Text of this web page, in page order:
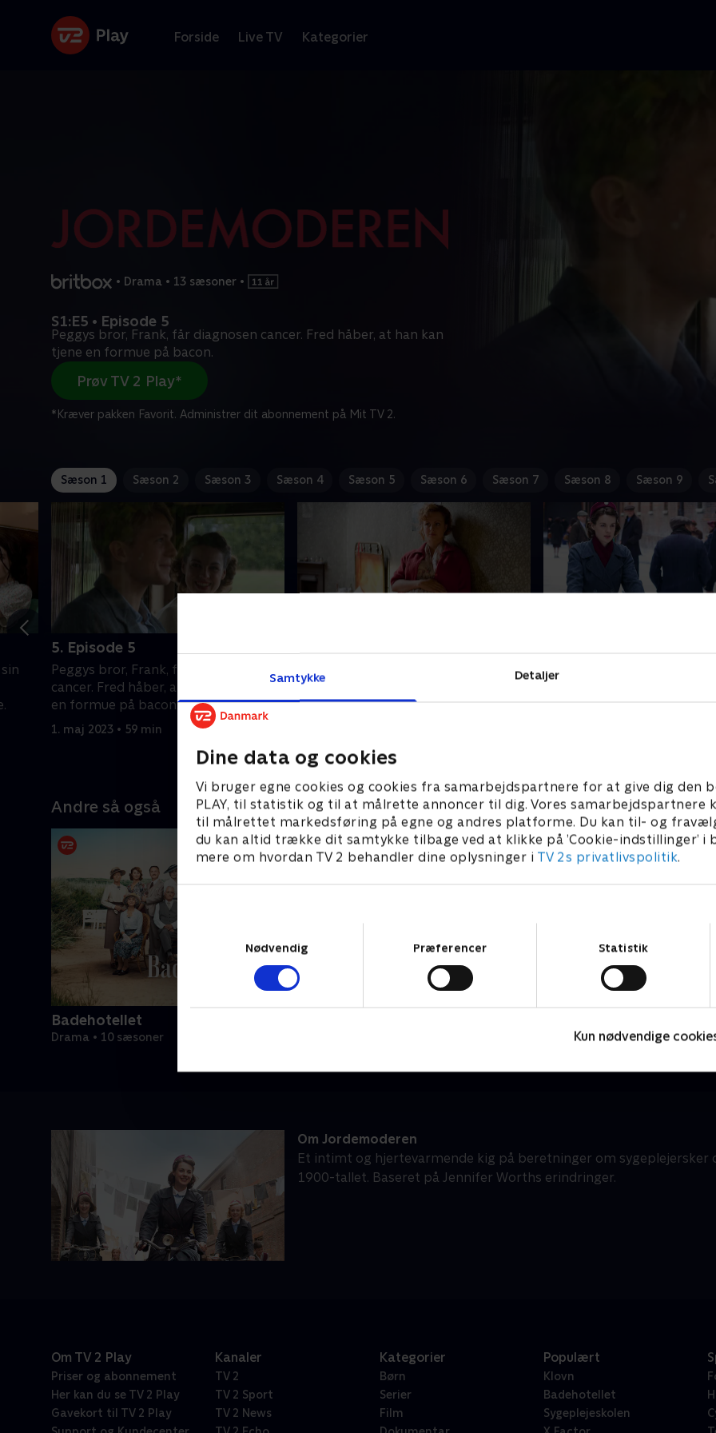
Samtykke Detaljer
Dine data og cookies
Vi bruger egne cookies og cookies fra samarbejdspartnere for at give dig den
PLAY, til statistik og til at målrette annoncer til dig. Vores samarbejdspartnere
til målrettet markedsføring på egne og andres platforme. Du kan til- og
du kan altid trække dit samtykke tilbage ved at klikke på ’Cookie-indstillinger’ i
mere om hvordan TV 2 behandler dine oplysninger i TV 2s privatlivspolitik.
Nødvendig
Præferencer Statistik
Kun nødvendige
Forside Live TV Kategorier
• Drama • 13 sæsoner •
S1:E5 • Episode 5
Peggys bror, Frank, får diagnosen cancer. Fred håber, at han kan
tjene en formue på bacon.
Prøv TV 2 Play*
*Kræver pakken Favorit. Administrer dit abonnement på Mit TV 2.
Sæson 1 Sæson 2 Sæson 3 Sæson 4 Sæson 5 Sæson 6 Sæson 7 Sæson 8 Sæson 9
5. Episode 5
Peggys bror, Frank, får diagnosen
cancer. Fred håber, at han kan tjene
en formue på bacon.
1. maj 2023 • 59 min
Søster Monica Joan bliver beskyldt
for at stjæle, og Chummys mor
kommer på besøg.
Mens Poplar gør klar til jul,
Andre så også
Badehotellet
Drama • 10 sæsoner
Om Jordemoderen
Et intimt og hjertevarmende kig på beretninger om
1900-tallet. Baseret på Jennifer Worths erindringer.
Om TV 2 Play
Priser og abonnement
Her kan du se TV 2 Play
Gavekort til TV 2 Play
Kanaler
TV 2
TV 2 Sport
TV 2 News
Kategorier
Børn
Serier
Film
Populært
Klovn
Badehotellet
Sygeplejeskolen